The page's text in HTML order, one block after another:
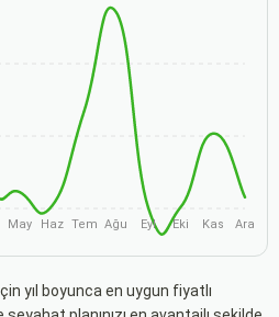
May Haz Tem Ağu Eyl Eki Kas Ara
yıl boyunca en uygun fiyatlı